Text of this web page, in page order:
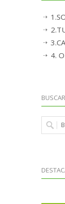
4.
BUSCAR